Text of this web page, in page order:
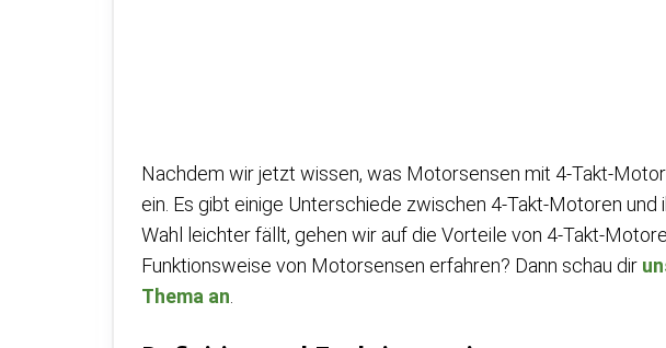
Nachdem wir jetzt wissen, was Motorsensen mit 4-Takt-
ein. Es gibt einige Unterschiede zwischen 4-Takt-Motoren und
Wahl leichter fällt, gehen wir auf die Vorteile von 4-Takt-
Funktionsweise von Motorsensen erfahren? Dann schau dir
Thema an